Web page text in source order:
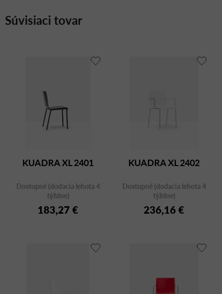
Súvisiaci tovar
KUADRA XL 2401
Dostupné (dodacia lehota 4
týždne)
183,27 €
KUADRA XL 2402
Dostupné (dodacia lehota 4
týždne)
236,16 €